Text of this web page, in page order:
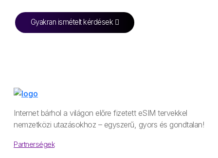
Gyakran ismételt kérdések
Internet bárhol a világon előre fizetett eSIM tervekkel
nemzetközi utazásokhoz – egyszerű, gyors és gondtalan!
Partnerségek